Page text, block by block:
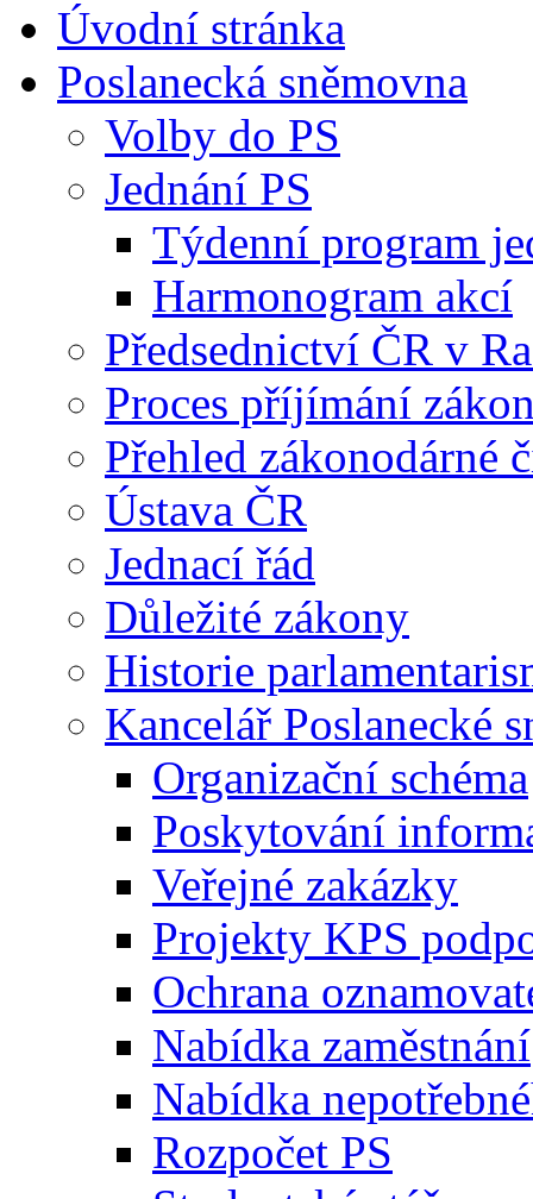
Úvodní stránka
Poslanecká sněmovna
Volby do PS
Jednání PS
Týdenní program
Harmonogram akcí
Předsednictví ČR v
Proces příjímání
Přehled zákonodárné
Ústava ČR
Jednací řád
Důležité zákony
Historie
Kancelář Poslanecké
Organizační schéma
Poskytování
Veřejné zakázky
Projekty KPS
Ochrana
Nabídka zaměstnání
Nabídka
Rozpočet PS